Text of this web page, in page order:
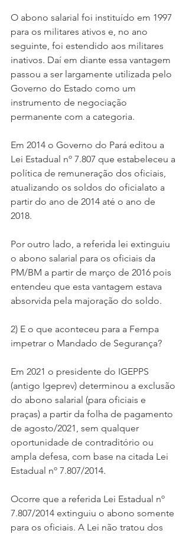
O abono salarial foi instituído em 1997
para os militares ativos e, no ano
seguinte, foi estendido aos militares
inativos. Daí em diante essa vantagem
passou a ser largamente utilizada pelo
Governo do Estado como um
instrumento de negociação
permanente com a categoria.
Em 2014 o Governo do Pará editou a
Lei Estadual nº 7.807 que estabeleceu a
política de remuneração dos oficiais,
atualizando os soldos do oficialato a
partir do ano de 2014 até o ano de
2018.
Por outro lado, a referida lei extinguiu
o abono salarial para os oficiais da
PM/BM a partir de março de 2016 pois
entendeu que esta vantagem estava
absorvida pela majoração do soldo.
2) E o que aconteceu para a Fempa
impetrar o Mandado de Segurança?
Em 2021 o presidente do IGEPPS
(antigo Igeprev) determinou a exclusão
do abono salarial (para oficiais e
praças) a partir da folha de pagamento
de agosto/2021, sem qualquer
oportunidade de contraditório ou
ampla defesa, com base na citada Lei
Estadual nº 7.807/2014.
Ocorre que a referida Lei Estadual nº
7.807/2014 extinguiu o abono somente
para os oficiais. A Lei não tratou dos